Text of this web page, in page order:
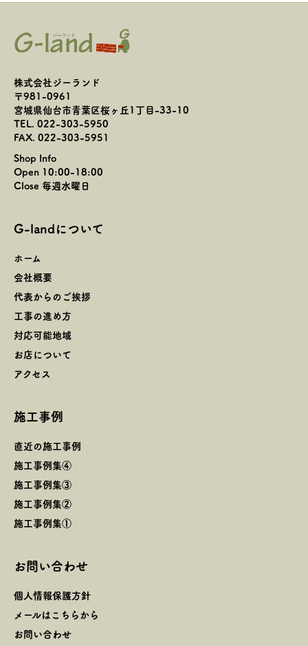
株式会社ジーランド
〒981-0961
宮城県仙台市青葉区桜ヶ丘1丁目-33-10
TEL. 022-303-5950
FAX. 022-303-5951
Shop Info
Open 10:00-18:00
Close 毎週水曜日
G-landについて
ホーム
会社概要
代表からのご挨拶
工事の進め方
対応可能地域
お店について
アクセス
施工事例
直近の施工事例
施工事例集④
施工事例集③
施工事例集②
施工事例集①
お問い合わせ
個人情報保護方針
メールはこちらから
お問い合わせ